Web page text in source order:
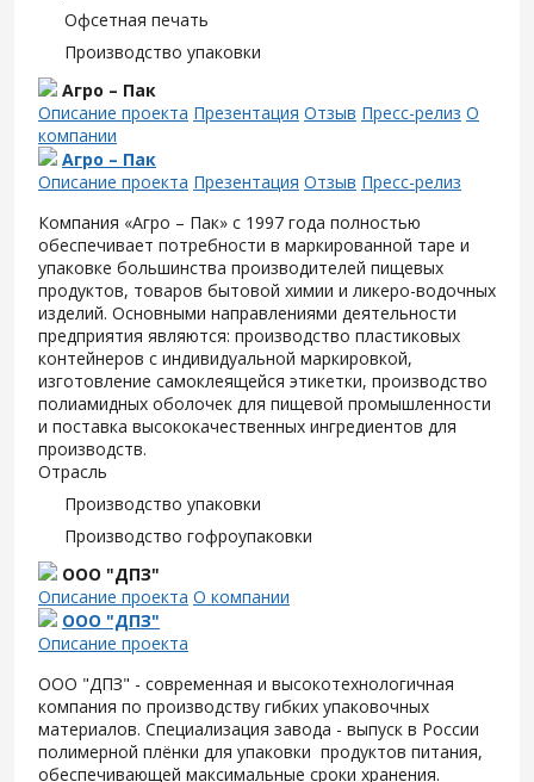
Офсетная печать
Производство упаковки
Агро – Пак
Описание проекта Презентация Отзыв Пресс-релиз О
компании
Агро – Пак
Описание проекта Презентация Отзыв Пресс-релиз
Компания «Агро – Пак» с 1997 года полностью
обеспечивает потребности в маркированной таре и
упаковке большинства производителей пищевых
продуктов, товаров бытовой химии и ликеро-водочных
изделий. Основными направлениями деятельности
предприятия являются: производство пластиковых
контейнеров с индивидуальной маркировкой,
изготовление самоклеящейся этикетки, производство
полиамидных оболочек для пищевой промышленности
и поставка высококачественных ингредиентов для
производств.
Отрасль
Производство упаковки
Производство гофроупаковки
ООО "ДПЗ"
Описание проекта О компании
ООО "ДПЗ"
Описание проекта
ООО "ДПЗ" - современная и высокотехнологичная
компания по производству гибких упаковочных
материалов. Специализация завода - выпуск в России
полимерной плёнки для упаковки продуктов питания,
обеспечивающей максимальные сроки хранения.